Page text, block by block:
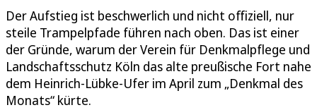
Der Aufstieg ist beschwerlich und nicht offiziell, nur
steile Trampelpfade führen nach oben. Das ist einer
der Gründe, warum der Verein für Denkmalpflege und
Landschaftsschutz Köln das alte preußische Fort nahe
dem Heinrich-Lübke-Ufer im April zum „Denkmal des
Monats“ kürte.